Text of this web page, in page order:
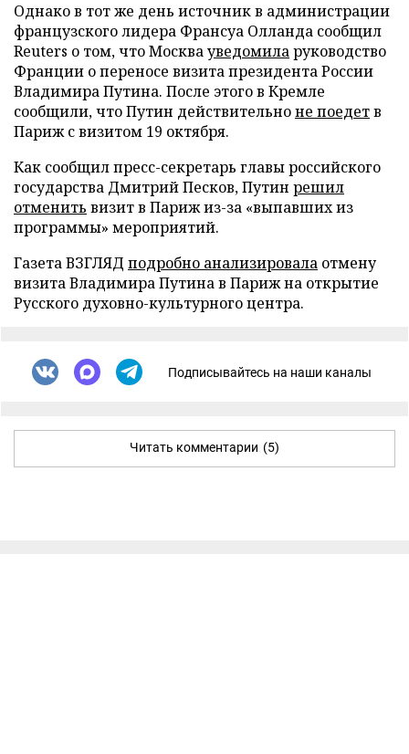
Однако в тот же день источник в администрации
французского лидера Франсуа Олланда сообщил
Reuters о том, что Москвауведомиларуководство
Франции о переносе визита президента России
Владимира Путина. После этого в Кремле
сообщили, что Путин действительноне поедетв
Париж с визитом 19 октября.
Как сообщил пресс-секретарь главы российского
государства Дмитрий Песков, Путин решил
отменить визит в Париж из-за «выпавших из
программы» мероприятий.
Газета ВЗГЛЯД подробно анализировала отмену
визита Владимира Путина в Париж на открытие
Русского духовно-культурного центра.
Подписывайтесь на наши каналы
Читать комментарии (5)